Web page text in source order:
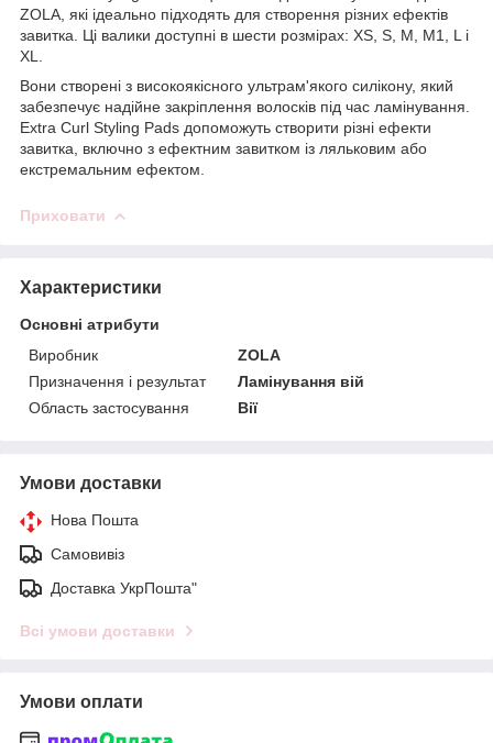
ZOLA, які ідеально підходять для створення різних ефектів
завитка. Ці валики доступні в шести розмірах: XS, S, M, M1, L і
XL.
Вони створені з високоякісного ультрам'якого силікону, який
забезпечує надійне закріплення волосків під час ламінування.
Extra Curl Styling Pads допоможуть створити різні ефекти
завитка, включно з ефектним завитком із ляльковим або
екстремальним ефектом.
Приховати
Характеристики
Основні атрибути
Виробник
ZOLA
Призначення і результат
Ламінування вій
Область застосування
Вії
Умови доставки
Нова Пошта
Самовивіз
Доставка УкрПошта"
Всі умови доставки
Умови оплати